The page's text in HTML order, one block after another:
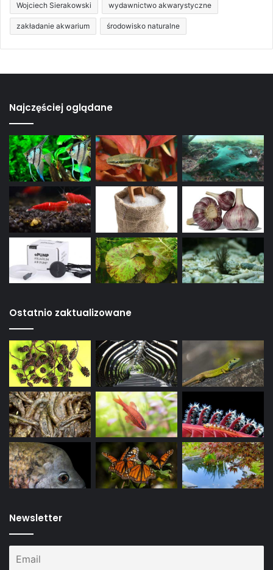
Wojciech Sierakowski wydawnictwo akwarystyczne
zakładanie akwarium środowisko naturalne
Najczęściej oglądane
Ostatnio zaktualizowane
Newsletter